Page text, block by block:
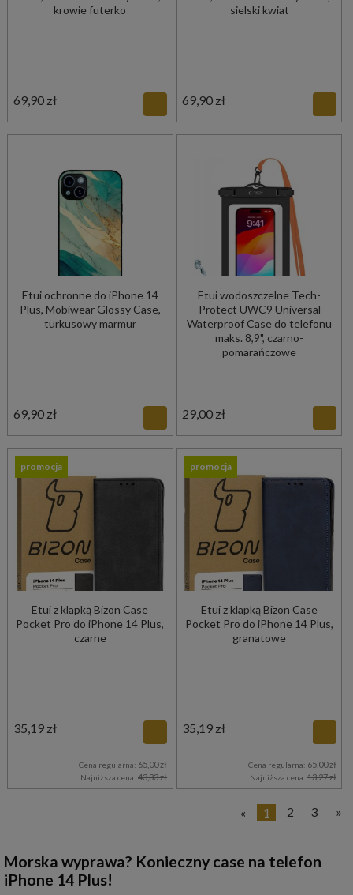
krowie futerko
69,90 zł
sielski kwiat
69,90 zł
Etui ochronne do iPhone 14
Plus, Mobiwear Glossy Case,
turkusowy marmur
69,90 zł
Etui wodoszczelne Tech-
Protect UWC9 Universal
Waterproof Case do telefonu
maks. 8,9", czarno-
pomarańczowe
29,00 zł
Etui z klapką Bizon Case
Pocket Pro do iPhone 14 Plus,
czarne
35,19 zł
Cena regularna:65,00 zł
Najniższa cena:43,33 zł
promocja
Etui z klapką Bizon Case
Pocket Pro do iPhone 14 Plus,
granatowe
35,19 zł
Cena regularna: 65,00 zł
Najniższa cena: 13,27 zł
promocja
« 1 2 3 »
Morska wyprawa? Konieczny case na telefon
iPhone 14 Plus!